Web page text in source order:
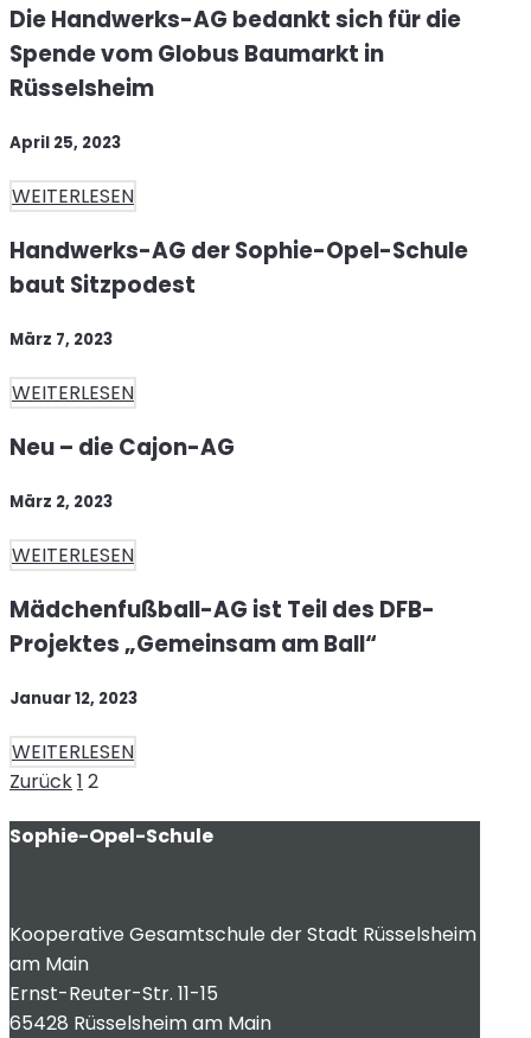
Die Handwerks-AG bedankt sich für die
Spende vom Globus Baumarkt in
Rüsselsheim
April 25, 2023
WEITERLESEN
Handwerks-AG der Sophie-Opel-Schule
baut Sitzpodest
März 7, 2023
WEITERLESEN
Neu – die Cajon-AG
März 2, 2023
WEITERLESEN
Mädchenfußball-AG ist Teil des DFB-
Projektes „Gemeinsam am Ball“
Januar 12, 2023
WEITERLESEN
Seitennummerierung
der
ZurückSeite
1 Seite
2
Sophie-Opel-Schule
Kooperative Gesamtschule der Stadt Rüsselsheim
am Main
Ernst-Reuter-Str. 11-15
65428 Rüsselsheim am Main